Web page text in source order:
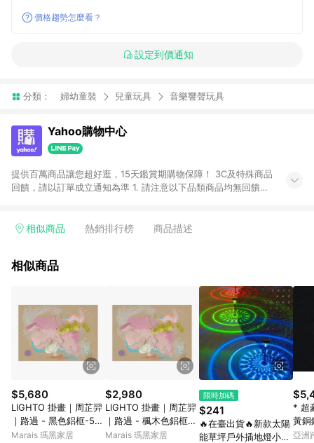
價格趨勢怎麼看？
設定到價通知
分類： 婦幼童裝 兒童玩具 音樂響聲玩具
Yahoo購物中心
提供百萬商品讓您超好逛，15天鑑賞期購物保障！ 3C及特殊商品
回饋，請以訂單成立通知為準 1. 請注意以下品類商品均無回饋：
電玩/遊戲/相機/單眼/鏡頭/拍立得 [2024/6/1起適用] -內接硬
的購回饋活動享Yahoo超贈點回饋者 - 購物中心商店之商品：商
3. 訂單回饋金額將扣除運費/購物金/超贈點/福利金/紅利折抵/折
價券等虛擬貨幣折抵 4. 大宗採購或批發轉賣不具回饋資格： 如
有相關事證認定您為大宗採購、批發轉賣而非最終消費使用者，
相關認定以Yahoo購物中心之認定為準
相似商品 熱銷排行榜 商品描述
相似商品
$5,680
LIGHTO 掛畫｜周芷羿
｜路過 - 黑色鋁框-50
x 70 cm
Marais 瑪黑家居
$2,980
LIGHTO 掛畫｜周芷羿
｜路過 - 楓木色鋁框-3
0 x 42cm
Marais 瑪黑家居
限時加碼
$241
🔥在臺出貨🔥新款太陽
能草坪戶外插地燈小夜
* 超
黃銅
ac
亞洲